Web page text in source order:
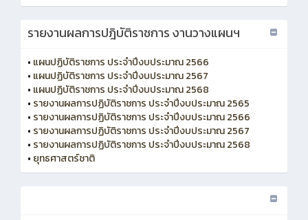
รายงานผลการปฎิบัติราชการ งานวางแผนฯ
• แผนปฏิบัติราชการ ประจำปีงบประมาณ 2566
• แผนปฏิบัติราชการ ประจำปีงบประมาณ 2567
• แผนปฏิบัติราชการ ประจำปีงบประมาณ 2568
• รายงานผลการปฏิบัติราชการ ประจำปีงบประมาณ 2565
• รายงานผลการปฏิบัติราชการ ประจำปีงบประมาณ 2566
• รายงานผลการปฏิบัติราชการ ประจำปีงบประมาณ 2567
• รายงานผลการปฏิบัติราชการ ประจำปีงบประมาณ 2568
• ยุทธศาสตร์ชาติ